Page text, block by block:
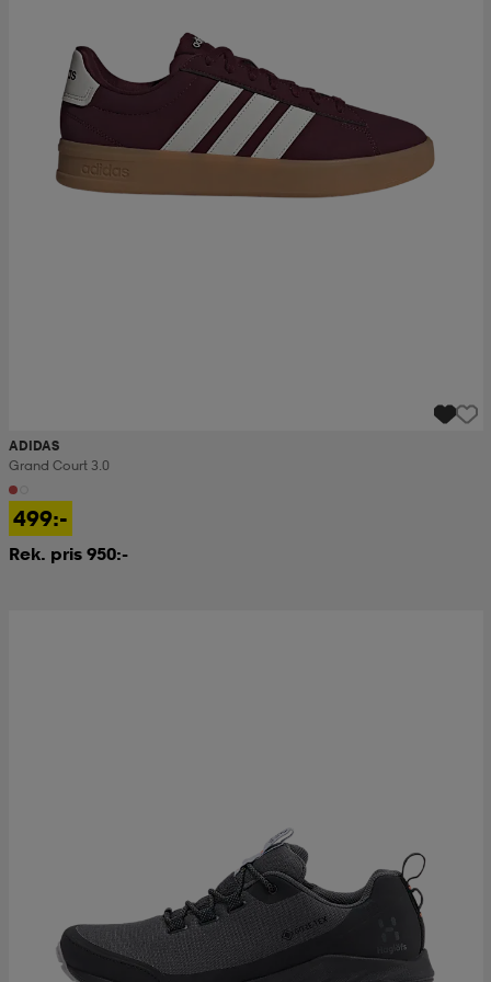
ADIDAS
Grand Court 3.0
499:-
Rek. pris 950:-